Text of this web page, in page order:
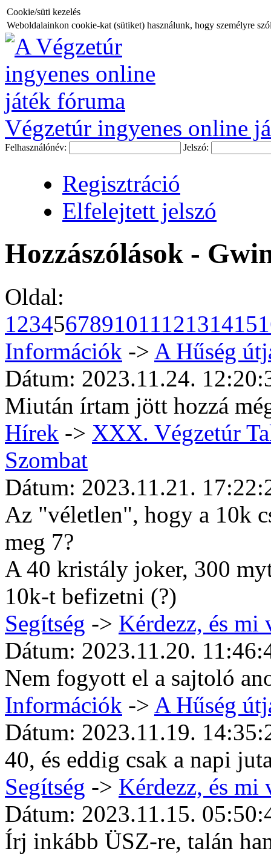
Cookie/süti kezelés
Weboldalainkon cookie-kat (sütiket) használunk, hogy személyre
Végzetúr ingyenes online
Felhasználónév: Jelszó:
Regisztráció
Elfelejtett jelszó
Hozzászólások -
Oldal:
123456789101112131415
Információk -> A Hűség
Dátum: 2023.11.24.
Miután írtam jött hozzá
Hí­rek -> XXX. Végzetúr
Szombat
Dátum: 2023.11.21.
Az "véletlen", hogy a 10k
meg 7?
A 40 kristály joker, 300
10k-t befizetni (?)
Segítség -> Kérdezz, és mi
Dátum: 2023.11.20.
Nem fogyott el a sajtoló
Információk -> A Hűség
Dátum: 2023.11.19.
40, és eddig csak a napi
Segítség -> Kérdezz, és mi
Dátum: 2023.11.15.
Írj inkább ÜSZ-re, talán